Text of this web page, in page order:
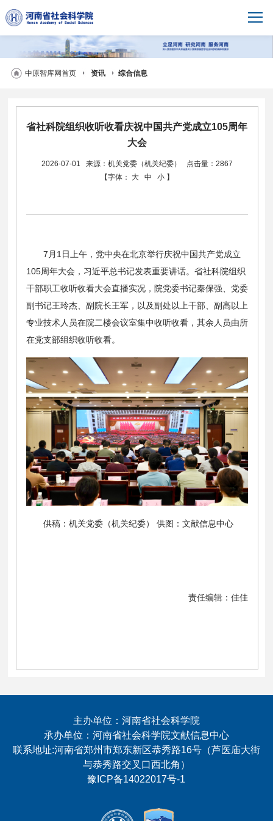
中原智库网首页 资讯 综合信息
省社科院组织收听收看庆祝中国共产党成立105周年
大会
2026-07-01 来源：机关党委（机关纪委）
点击量：2867
【字体：
大 中 小 】
7月1日上午，党中央在北京举行庆祝中国共产党成立
105周年大会，习近平总书记发表重要讲话。省社科院组织
干部职工收听收看大会直播实况，院党委书记秦保强、党委
副书记王玲杰、副院长王军，以及副处以上干部、副高以上
专业技术人员在院二楼会议室集中收听收看，其余人员由所
在党支部组织收听收看。
供稿：机关党委（机关纪委） 供图：文献信息中心
责任编辑：佳佳
主办单位：河南省社会科学院
承办单位：河南省社会科学院文献信息中心
联系地址:河南省郑州市郑东新区恭秀路16号（芦医庙大街
与恭秀路交叉口西北角）
豫ICP备14022017号-1